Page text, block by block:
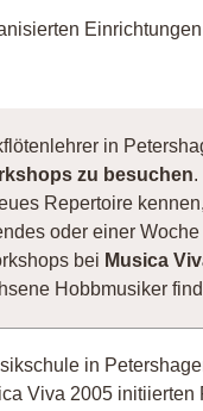
in
zu besuchen.
Repertoire
oder einer Woche
bei Musica
Hobbmusiker
in
Viva 2005 initiierten